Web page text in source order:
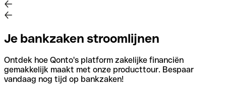
Je bankzaken stroomlijnen
Ontdek hoe Qonto's platform zakelijke financiën
gemakkelijk maakt met onze producttour. Bespaar
vandaag nog tijd op bankzaken!